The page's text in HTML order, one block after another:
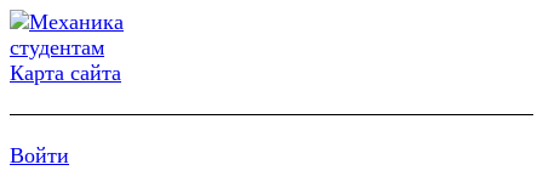
Карта сайта
Войти